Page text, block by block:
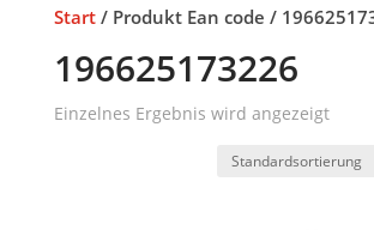
Start/ Produkt Ean code /
196625173226
Einzelnes Ergebnis wird angezeigt